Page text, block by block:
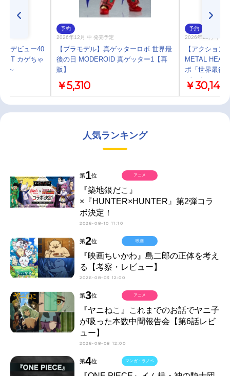
/デビュー40
カゲちゃ
～
予約
2026年12月 中 発売予定
【プラモデル】真ゲッターロボ 世界最
後の日 MODEROID 真ゲッター1【再
販】
￥5,310
予約
2026年12月 中 発
【アクション
METAL HEAT
ボ「世界最後
ゲッターロボ
￥30,145
人気ランキング
第1位
『築地銀だこ』
×『HUNTER×HUNTER』第2弾コラ
ボ決定！
2026-08-10 11:10
アニメ
第2位
『映画ちいかわ』島二郎の正体を考え
る【考察・レビュー】
2026-08-03 12:00
映画
第3位
『ヤニねこ』これまでのお話でヤニ子
が吸った本数中間報告会【第6話レビ
ュー】
2026-08-08 12:00
アニメ
第4位 マンガ・ラノベ